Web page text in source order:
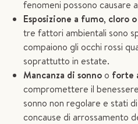
fenomeni possono causare
Esposizione a fumo, cloro
tre fattori ambientali sono
compaiono gli occhi rossi
soprattutto in estate.
Mancanza di sonnoo forte
compromettere il
sonno non regolare e stati
concause di arrossamento